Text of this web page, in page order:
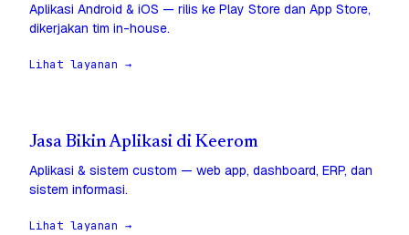
Aplikasi Android & iOS — rilis ke Play Store dan App Store,
dikerjakan tim in-house.
Lihat layanan →
Jasa Bikin Aplikasi di Keerom
Aplikasi & sistem custom — web app, dashboard, ERP, dan
sistem informasi.
Lihat layanan →